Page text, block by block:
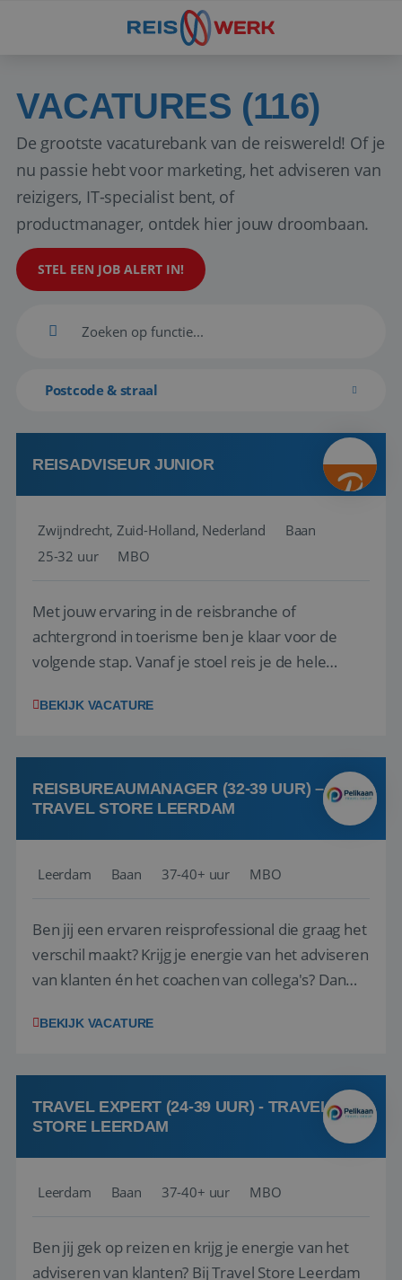
VACATURES (116)
De grootste vacaturebank van de reiswereld! Of je
nu passie hebt voor marketing, het adviseren van
reizigers, IT-specialist bent, of
productmanager, ontdek hier jouw droombaan.
STEL EEN JOB ALERT IN!
Postcode & straal
REISADVISEUR JUNIOR
Zwijndrecht, Zuid-Holland, Nederland
Baan
25-32 uur
MBO
Met jouw ervaring in de reisbranche of
achtergrond in toerisme ben je klaar voor de
volgende stap. Vanaf je stoel reis je de hele
wensen van je team, je klant en wat er in de
klanten te overtuigen om die droomreis te
boeken! ...
BEKIJK VACATURE
REISBUREAUMANAGER (32-39 UUR) –
TRAVEL STORE LEERDAM
Leerdam Baan 37-40+ uur MBO
Ben jij een ervaren reisprofessional die graag het
verschil maakt? Krijg je energie van het adviseren
van klanten én het coachen van collega's? Dan
(onderdeel van Pelikaan Travel Group) zoeken
team het reisbureau verder...
BEKIJK VACATURE
TRAVEL EXPERT (24-39 UUR) - TRAVEL
STORE LEERDAM
Leerdam Baan 37-40+ uur MBO
Ben jij gek op reizen en krijg je energie van het
adviseren van klanten? Bij Travel Store Leerdam